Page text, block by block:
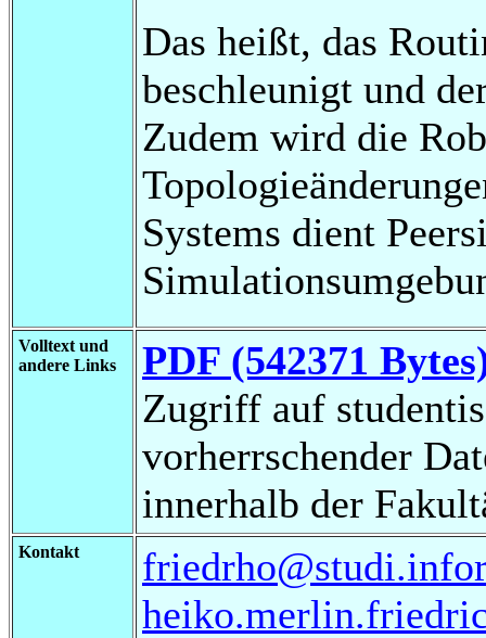
Das heißt, das
beschleunigt und
Zudem wird die
Systems dient
Volltext und
andere Links
PDF (542371
Zugriff auf
vorherrschender
innerhalb der
Kontakt